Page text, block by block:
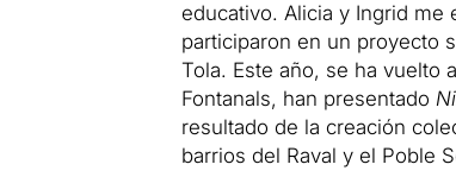
educativo. Alicia y Ingrid me
participaron en un proyecto
Tola. Este año, se ha vuelto
Fontanals, han presentado
resultado de la creación
barrios del Raval y el Poble